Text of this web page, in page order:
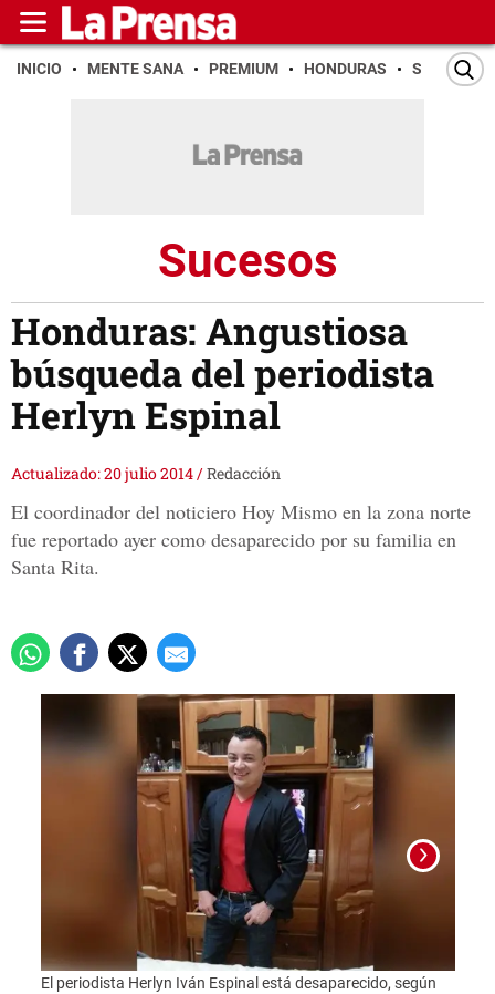
INICIO MENTE SANA PREMIUM HONDURAS SAN PEDRO
Sucesos
Honduras: Angustiosa
búsqueda del periodista
Herlyn Espinal
Actualizado: 20 julio 2014/Redacción
El coordinador del noticiero Hoy Mismo en la zona norte
fue reportado ayer como desaparecido por su familia en
Santa Rita.
El periodista Herlyn Iván Espinal está desaparecido, según